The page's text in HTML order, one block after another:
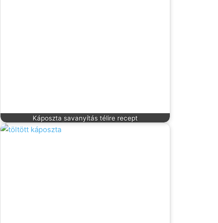
Káposzta savanyítás télire recept